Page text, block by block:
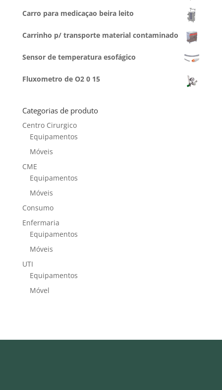
Carro para medicaçao beira leito
Carrinho p/ transporte material contaminado
Sensor de temperatura esofágico
Fluxometro de O2 0 15
Categorias de produto
Centro Cirurgico
Equipamentos
Móveis
CME
Equipamentos
Móveis
Consumo
Enfermaria
Equipamentos
Móveis
UTI
Equipamentos
Móvel